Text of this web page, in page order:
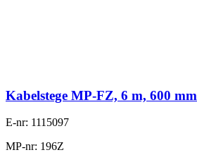
Kabelstege MP-FZ, 6 m, 600 mm
E-nr: 1115097
MP-nr: 196Z